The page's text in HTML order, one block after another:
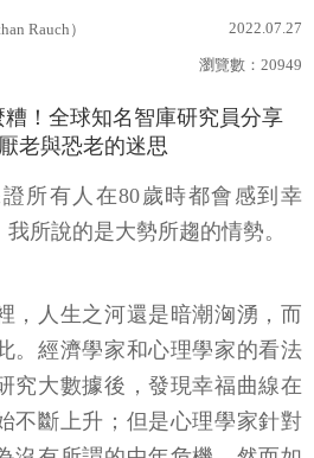
Rauch） 2022.07.27
瀏覽數： 20949
所有人在80歲時都會感到幸
究大數據後，發現幸福曲線在
不斷上升；但是心理學家針對
沒有所謂的中年危機。然而如
「人生的暗流」，而心理學家